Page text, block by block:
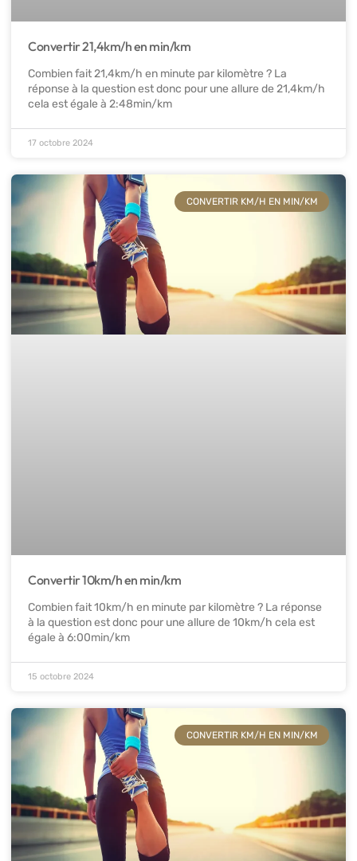
Convertir 21,4km/h en min/km
Combien fait 21,4km/h en minute par kilomètre ? La
réponse à la question est donc pour une allure de 21,4km/h
cela est égale à 2:48min/km
17 octobre 2024
CONVERTIR KM/H EN MIN/KM
Convertir 10km/h en min/km
Combien fait 10km/h en minute par kilomètre ? La réponse
à la question est donc pour une allure de 10km/h cela est
égale à 6:00min/km
15 octobre 2024
CONVERTIR KM/H EN MIN/KM